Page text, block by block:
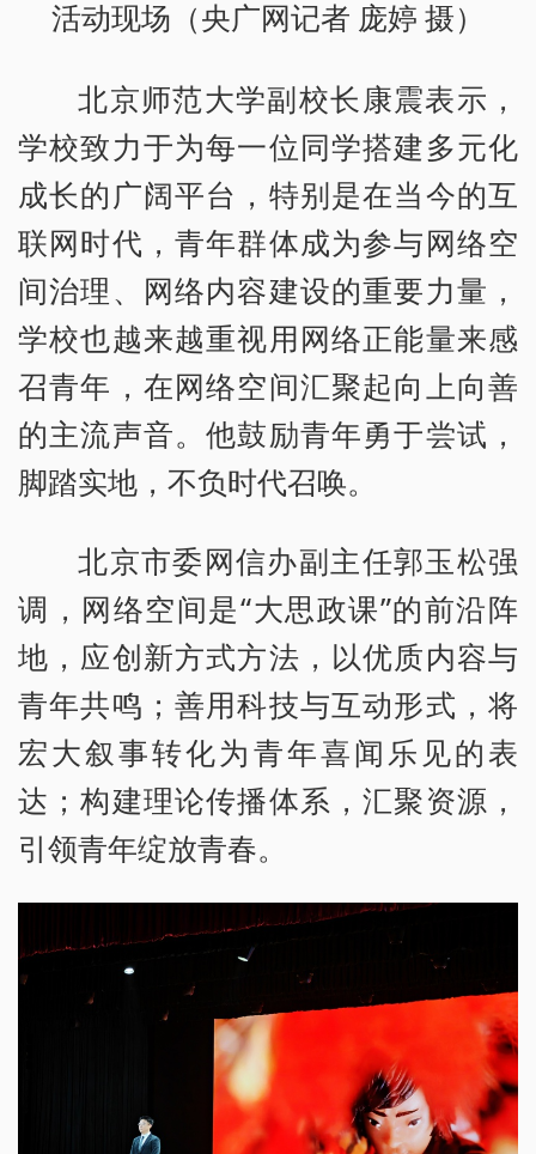
活动现场（央广网记者 庞婷 摄）
北京师范大学副校长康震表示，
学校致力于为每一位同学搭建多元化
成长的广阔平台，特别是在当今的互
联网时代，青年群体成为参与网络空
间治理、网络内容建设的重要力量，
学校也越来越重视用网络正能量来感
召青年，在网络空间汇聚起向上向善
的主流声音。他鼓励青年勇于尝试，
脚踏实地，不负时代召唤。
北京市委网信办副主任郭玉松强
调，网络空间是“大思政课”的前沿阵
地，应创新方式方法，以优质内容与
青年共鸣；善用科技与互动形式，将
宏大叙事转化为青年喜闻乐见的表
达；构建理论传播体系，汇聚资源，
引领青年绽放青春。